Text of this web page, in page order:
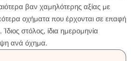
βαν χαμηλότερης αξίας με
οχήματα που έρχονται σε επαφή
στόλος, ίδια ημερομηνία
ανά όχημα.